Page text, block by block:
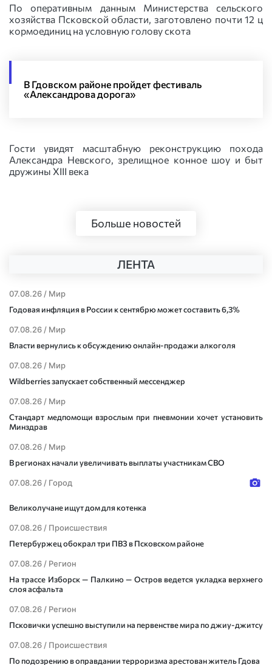
По оперативным данным Министерства сельского
хозяйства Псковской области, заготовлено почти 12 ц
кормоединиц на условную голову скота
В Гдовском районе пройдет фестиваль
«Александрова дорога»
Гости увидят масштабную реконструкцию похода
Александра Невского, зрелищное конное шоу и быт
дружины XIII века
Больше новостей
ЛЕНТА
07.08.26 / Мир
Годовая инфляция в России к сентябрю может составить 6,3%
07.08.26 / Мир
Власти вернулись к обсуждению онлайн-продажи алкоголя
07.08.26 / Мир
Wildberries запускает собственный мессенджер
07.08.26 / Мир
Стандарт медпомощи взрослым при пневмонии хочет установить
Минздрав
07.08.26 / Мир
В регионах начали увеличивать выплаты участникам СВО
07.08.26 / Город
Великолучане ищут дом для котенка
07.08.26 / Происшествия
Петербуржец обокрал три ПВЗ в Псковском районе
07.08.26 / Регион
На трассе Изборск — Палкино — Остров ведется укладка верхнего
слоя асфальта
07.08.26 / Регион
Псковички успешно выступили на первенстве мира по джиу-джитсу
07.08.26 / Происшествия
По подозрению в оправдании терроризма арестован житель Гдова